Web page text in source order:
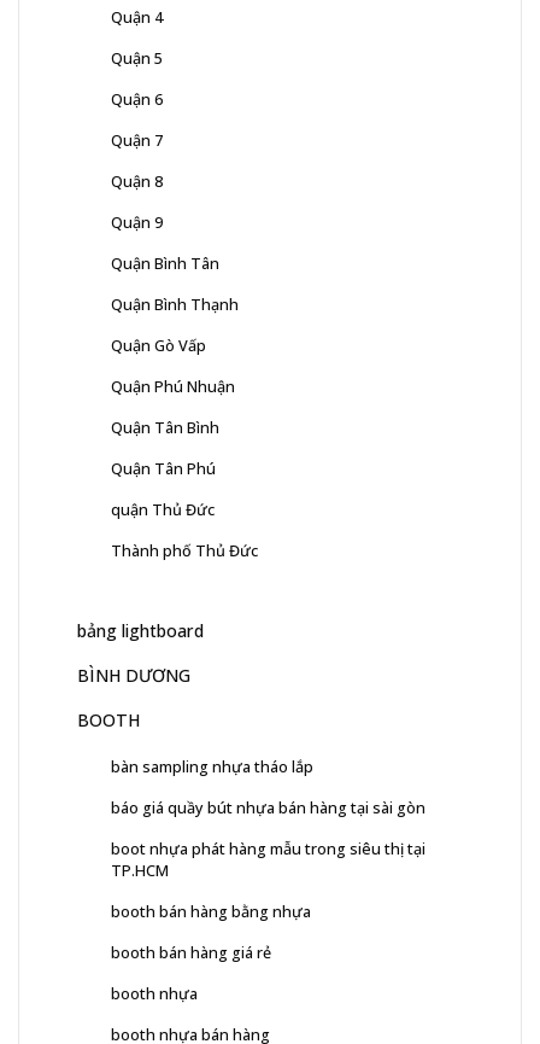
Quận 4
Quận 5
Quận 6
Quận 7
Quận 8
Quận 9
Quận Bình Tân
Quận Bình Thạnh
Quận Gò Vấp
Quận Phú Nhuận
Quận Tân Bình
Quận Tân Phú
quận Thủ Đức
Thành phố Thủ Đức
bảng lightboard
BÌNH DƯƠNG
BOOTH
bàn sampling nhựa tháo lắp
báo giá quầy bút nhựa bán hàng tại sài gòn
boot nhựa phát hàng mẫu trong siêu thị tại
TP.HCM
booth bán hàng bằng nhựa
booth bán hàng giá rẻ
booth nhựa
booth nhựa bán hàng